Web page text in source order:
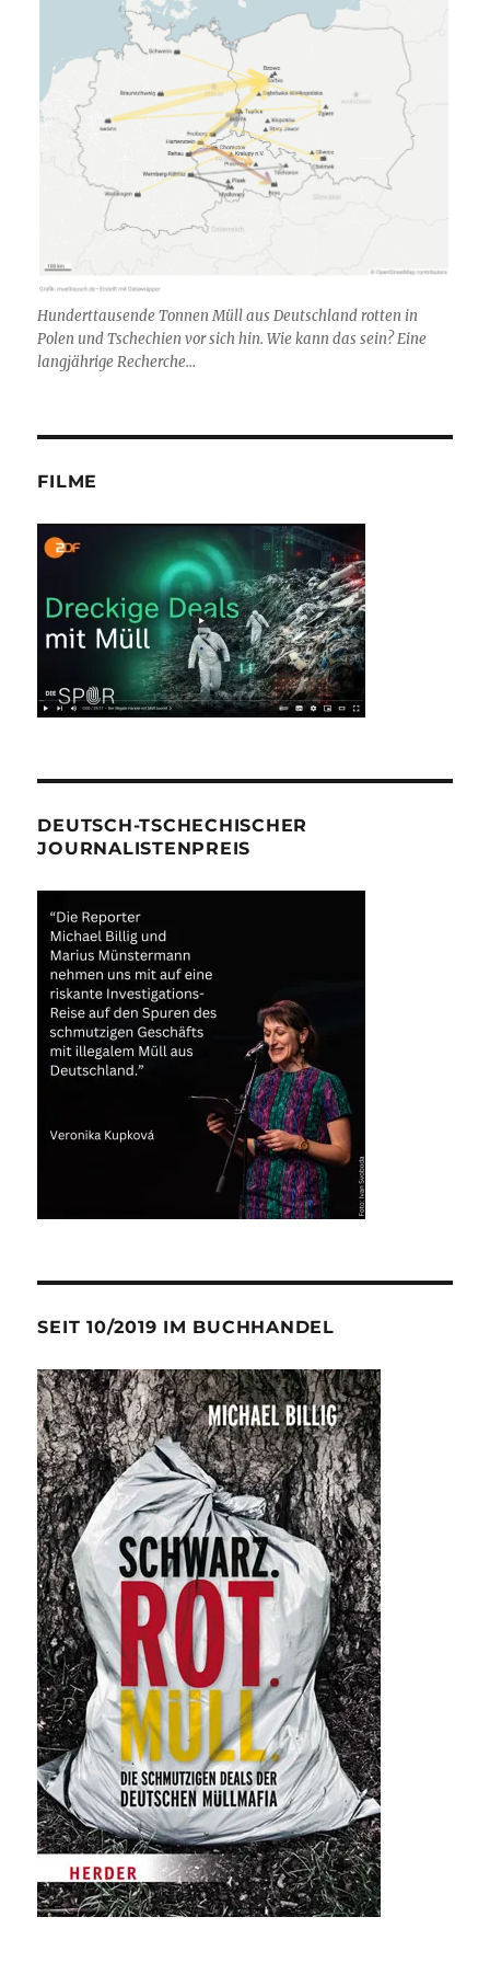
Hunderttausende Tonnen Müll aus Deutschland rotten in
Polen und Tschechien vor sich hin. Wie kann das sein? Eine
langjährige Recherche...
FILME
DEUTSCH-TSCHECHISCHER
JOURNALISTENPREIS
SEIT 10/2019 IM BUCHHANDEL